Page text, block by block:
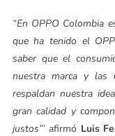
“En OPPO Colombia
que ha tenido el
saber que el
nuestra marca y las
respaldan nuestra
gran calidad y
justos”’ afirmó Luis